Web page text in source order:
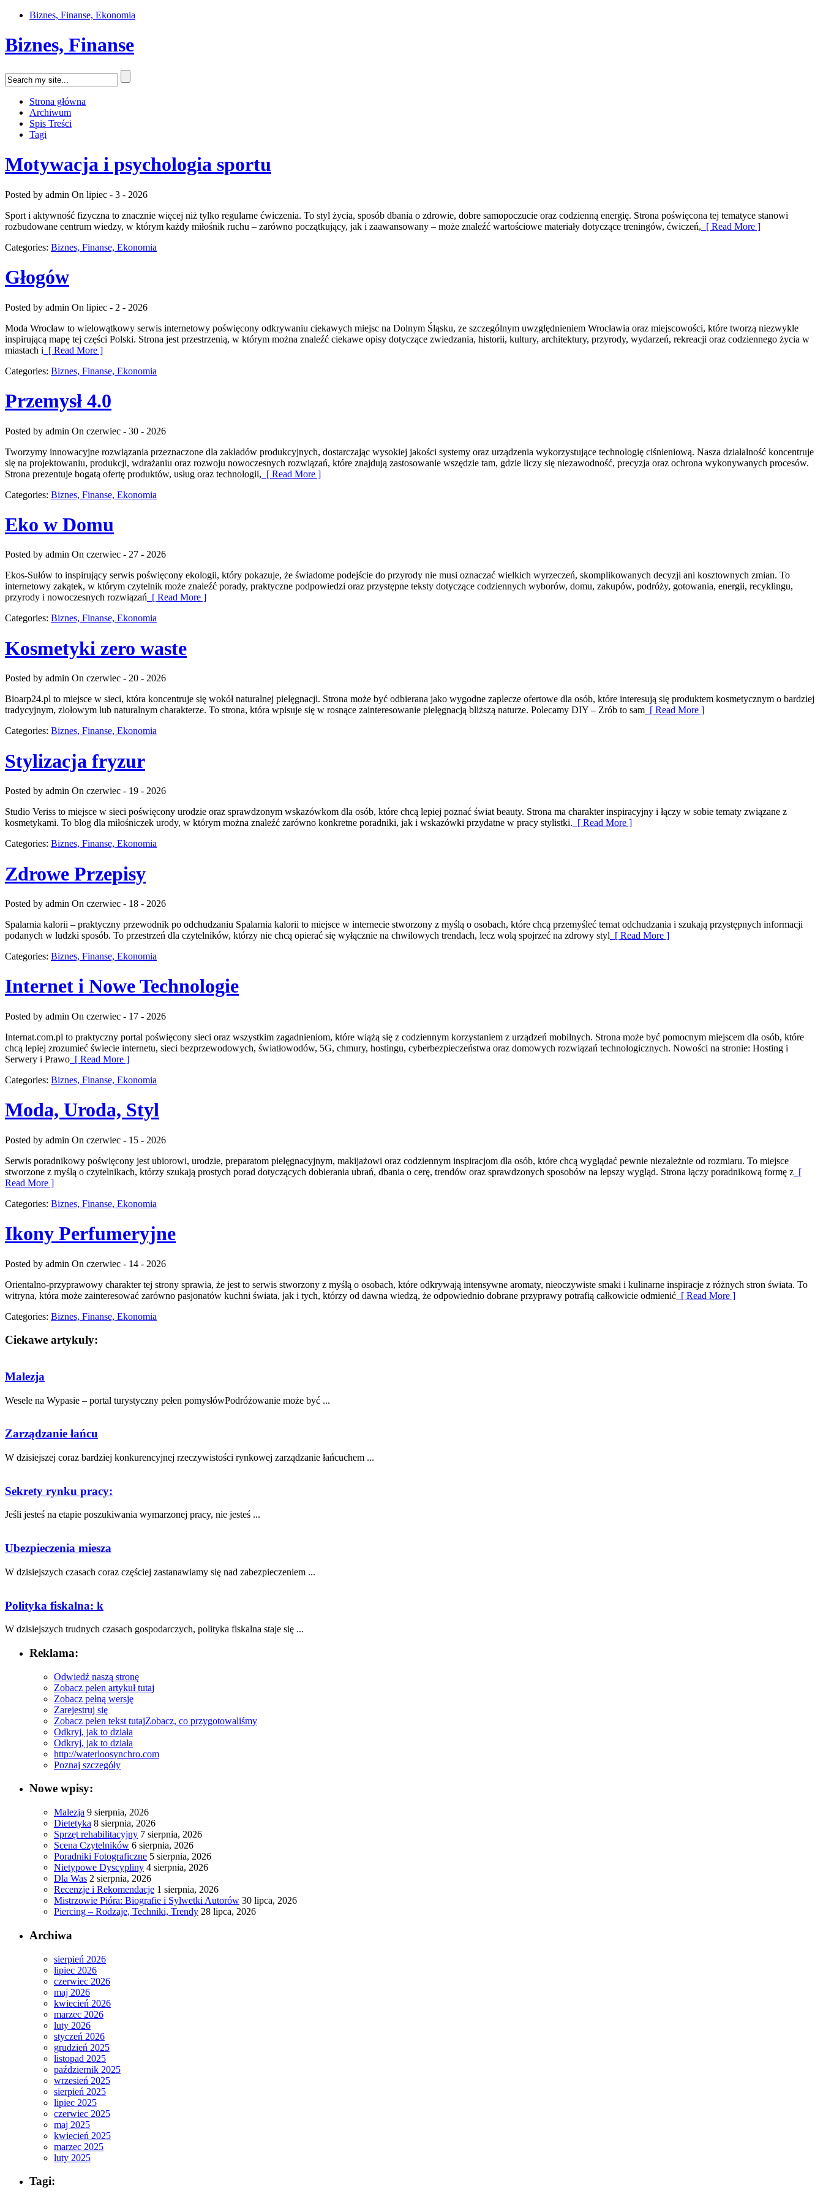
Biznes, Finanse, Ekonomia
Biznes, Finanse
Strona główna
Archiwum
Spis Treści
Tagi
Motywacja i psychologia sportu
Posted by admin On lipiec - 3 - 2026
Sport i aktywność fizyczna to znacznie więcej niż tylko regularne ćwiczenia. To styl życia, sposób dbania o zdrowie, dobre samopoczucie oraz codzienną energię. Strona poświęcona tej tematyce stanowi
rozbudowane centrum wiedzy, w którym każdy miłośnik ruchu – zarówno początkujący, jak i zaawansowany – może znaleźć wartościowe materiały dotyczące treningów, ćwiczeń, [ Read More ]
Categories: Biznes, Finanse, Ekonomia
Głogów
Posted by admin On lipiec - 2 - 2026
Moda Wrocław to wielowątkowy serwis internetowy poświęcony odkrywaniu ciekawych miejsc na Dolnym Śląsku, ze szczególnym uwzględnieniem Wrocławia oraz miejscowości, które tworzą niezwykle
inspirującą mapę tej części Polski. Strona jest przestrzenią, w którym można znaleźć ciekawe opisy dotyczące zwiedzania, historii, kultury, architektury, przyrody, wydarzeń, rekreacji oraz codziennego życia w
miastach i [ Read More ]
Categories: Biznes, Finanse, Ekonomia
Przemysł 4.0
Posted by admin On czerwiec - 30 - 2026
Tworzymy innowacyjne rozwiązania przeznaczone dla zakładów produkcyjnych, dostarczając wysokiej jakości systemy oraz urządzenia wykorzystujące technologię ciśnieniową. Nasza działalność koncentruje
się na projektowaniu, produkcji, wdrażaniu oraz rozwoju nowoczesnych rozwiązań, które znajdują zastosowanie wszędzie tam, gdzie liczy się niezawodność, precyzja oraz ochrona wykonywanych procesów.
Strona prezentuje bogatą ofertę produktów, usług oraz technologii, [ Read More ]
Categories: Biznes, Finanse, Ekonomia
Eko w Domu
Posted by admin On czerwiec - 27 - 2026
Ekos-Sułów to inspirujący serwis poświęcony ekologii, który pokazuje, że świadome podejście do przyrody nie musi oznaczać wielkich wyrzeczeń, skomplikowanych decyzji ani kosztownych zmian. To
internetowy zakątek, w którym czytelnik może znaleźć porady, praktyczne podpowiedzi oraz przystępne teksty dotyczące codziennych wyborów, domu, zakupów, podróży, gotowania, energii, recyklingu,
przyrody i nowoczesnych rozwiązań [ Read More ]
Categories: Biznes, Finanse, Ekonomia
Kosmetyki zero waste
Posted by admin On czerwiec - 20 - 2026
Bioarp24.pl to miejsce w sieci, która koncentruje się wokół naturalnej pielęgnacji. Strona może być odbierana jako wygodne zaplecze ofertowe dla osób, które interesują się produktem kosmetycznym o bardziej
tradycyjnym, ziołowym lub naturalnym charakterze. To strona, która wpisuje się w rosnące zainteresowanie pielęgnacją bliższą naturze. Polecamy DIY – Zrób to sam [ Read More ]
Categories: Biznes, Finanse, Ekonomia
Stylizacja fryzur
Posted by admin On czerwiec - 19 - 2026
Studio Veriss to miejsce w sieci poświęcony urodzie oraz sprawdzonym wskazówkom dla osób, które chcą lepiej poznać świat beauty. Strona ma charakter inspiracyjny i łączy w sobie tematy związane z
kosmetykami. To blog dla miłośniczek urody, w którym można znaleźć zarówno konkretne poradniki, jak i wskazówki przydatne w pracy stylistki. [ Read More ]
Categories: Biznes, Finanse, Ekonomia
Zdrowe Przepisy
Posted by admin On czerwiec - 18 - 2026
Spalarnia kalorii – praktyczny przewodnik po odchudzaniu Spalarnia kalorii to miejsce w internecie stworzony z myślą o osobach, które chcą przemyśleć temat odchudzania i szukają przystępnych informacji
podanych w ludzki sposób. To przestrzeń dla czytelników, którzy nie chcą opierać się wyłącznie na chwilowych trendach, lecz wolą spojrzeć na zdrowy styl [ Read More ]
Categories: Biznes, Finanse, Ekonomia
Internet i Nowe Technologie
Posted by admin On czerwiec - 17 - 2026
Internat.com.pl to praktyczny portal poświęcony sieci oraz wszystkim zagadnieniom, które wiążą się z codziennym korzystaniem z urządzeń mobilnych. Strona może być pomocnym miejscem dla osób, które
chcą lepiej zrozumieć świecie internetu, sieci bezprzewodowych, światłowodów, 5G, chmury, hostingu, cyberbezpieczeństwa oraz domowych rozwiązań technologicznych. Nowości na stronie: Hosting i
Serwery i Prawo [ Read More ]
Categories: Biznes, Finanse, Ekonomia
Moda, Uroda, Styl
Posted by admin On czerwiec - 15 - 2026
Serwis poradnikowy poświęcony jest ubiorowi, urodzie, preparatom pielęgnacyjnym, makijażowi oraz codziennym inspiracjom dla osób, które chcą wyglądać pewnie niezależnie od rozmiaru. To miejsce
stworzone z myślą o czytelnikach, którzy szukają prostych porad dotyczących dobierania ubrań, dbania o cerę, trendów oraz sprawdzonych sposobów na lepszy wygląd. Strona łączy poradnikową formę z [
Read More ]
Categories: Biznes, Finanse, Ekonomia
Ikony Perfumeryjne
Posted by admin On czerwiec - 14 - 2026
Orientalno-przyprawowy charakter tej strony sprawia, że jest to serwis stworzony z myślą o osobach, które odkrywają intensywne aromaty, nieoczywiste smaki i kulinarne inspiracje z różnych stron świata. To
witryna, która może zainteresować zarówno pasjonatów kuchni świata, jak i tych, którzy od dawna wiedzą, że odpowiednio dobrane przyprawy potrafią całkowicie odmienić [ Read More ]
Categories: Biznes, Finanse, Ekonomia
Ciekawe artykuly:
Malezja
Wesele na Wypasie – portal turystyczny pełen pomysłówPodróżowanie może być ...
Zarządzanie łańcu
W ⁤dzisiejszej coraz bardziej konkurencyjnej rzeczywistości rynkowej zarządzanie łańcuchem ...
Sekrety rynku pracy:
Jeśli jesteś na etapie poszukiwania wymarzonej pracy, nie jesteś ...
Ubezpieczenia miesza
W dzisiejszych ⁣czasach coraz częściej zastanawiamy się nad ​zabezpieczeniem ...
Polityka fiskalna: k
W⁤ dzisiejszych trudnych czasach⁣ gospodarczych, polityka fiskalna staje się ...
Reklama:
Odwiedź naszą stronę
Zobacz pełen artykuł tutaj
Zobacz pełną wersję
Zarejestruj się
Zobacz pełen tekst tutajZobacz, co przygotowaliśmy
Odkryj, jak to działa
Odkryj, jak to działa
http://waterloosynchro.com
Poznaj szczegóły
Nowe wpisy:
Malezja 9 sierpnia, 2026
Dietetyka 8 sierpnia, 2026
Sprzęt rehabilitacyjny 7 sierpnia, 2026
Scena Czytelników 6 sierpnia, 2026
Poradniki Fotograficzne 5 sierpnia, 2026
Nietypowe Dyscypliny 4 sierpnia, 2026
Dla Was 2 sierpnia, 2026
Recenzje i Rekomendacje 1 sierpnia, 2026
Mistrzowie Pióra: Biografie i Sylwetki Autorów 30 lipca, 2026
Piercing – Rodzaje, Techniki, Trendy 28 lipca, 2026
Archiwa
sierpień 2026
lipiec 2026
czerwiec 2026
maj 2026
kwiecień 2026
marzec 2026
luty 2026
styczeń 2026
grudzień 2025
listopad 2025
październik 2025
wrzesień 2025
sierpień 2025
lipiec 2025
czerwiec 2025
maj 2025
kwiecień 2025
marzec 2025
luty 2025
Tagi: